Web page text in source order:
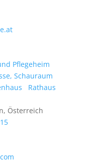
Pflegeheim
Schauraum
Rathaus
Österreich